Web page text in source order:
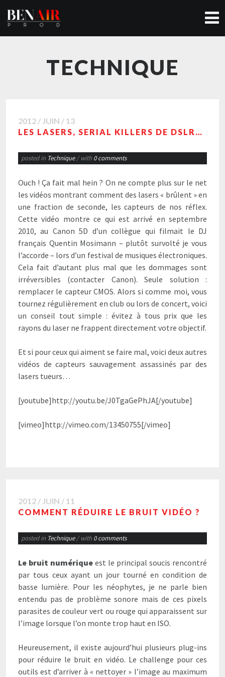
TECHNIQUE
2012 / JUIN / 13
LES LASERS, SERIAL KILLERS DE DSLR…
posted in Technique / with 0 comments
Ouch ! Ça fait mal hein ? On ne compte plus sur le net
les vidéos montrant comment des lasers « brûlent » en
une fraction de seconde, les capteurs de nos réflex.
Cette vidéo montre ce qui est arrivé en septembre
2010, au Canon 5D d’un collègue qui filmait le DJ
français Quentin Mosimann – plutôt survolté je vous
l’accorde – lors d’un festival de musiques électroniques.
Cela fait d’autant plus mal que les dommages sont
irréversibles (contacter Canon). Seule solution :
remplacer le capteur CMOS. Alors si comme moi, vous
tournez régulièrement en club ou lors de concert, voici
un conseil tout simple : évitez à tous prix que les
rayons du laser ne frappent directement votre objectif.
Et si pour ceux qui aiment se faire mal, voici deux autres
vidéos de capteurs sauvagement assassinés par des
lasers tueurs…
[youtube]http://youtu.be/J0TgaGePhJA[/youtube]
[vimeo]http://vimeo.com/13450755[/vimeo]
2012 / JUIN / 11
COMMENT RÉDUIRE LE BRUIT VIDÉO ?
posted in Technique / with 0 comments
Le bruit numérique est le principal soucis rencontré
par tous ceux ayant un jour tourné en condition de
basse lumière. Pour les néophytes, je ne parle bien
entendu pas de problème sonore mais de ces pixels
parasites de couleur vert ou rouge qui apparaissent sur
l’image lorsque l’on monte trop haut en ISO.
Heureusement, il existe aujourd’hui plusieurs plug-ins
pour réduire le bruit en vidéo. Le challenge pour ces
outils est d’arriver à « nettoyer » l’image au maximum